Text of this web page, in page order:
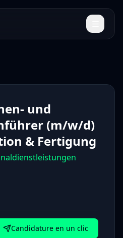
und
(m/w/d)
& Fertigung
Candidature en un clic